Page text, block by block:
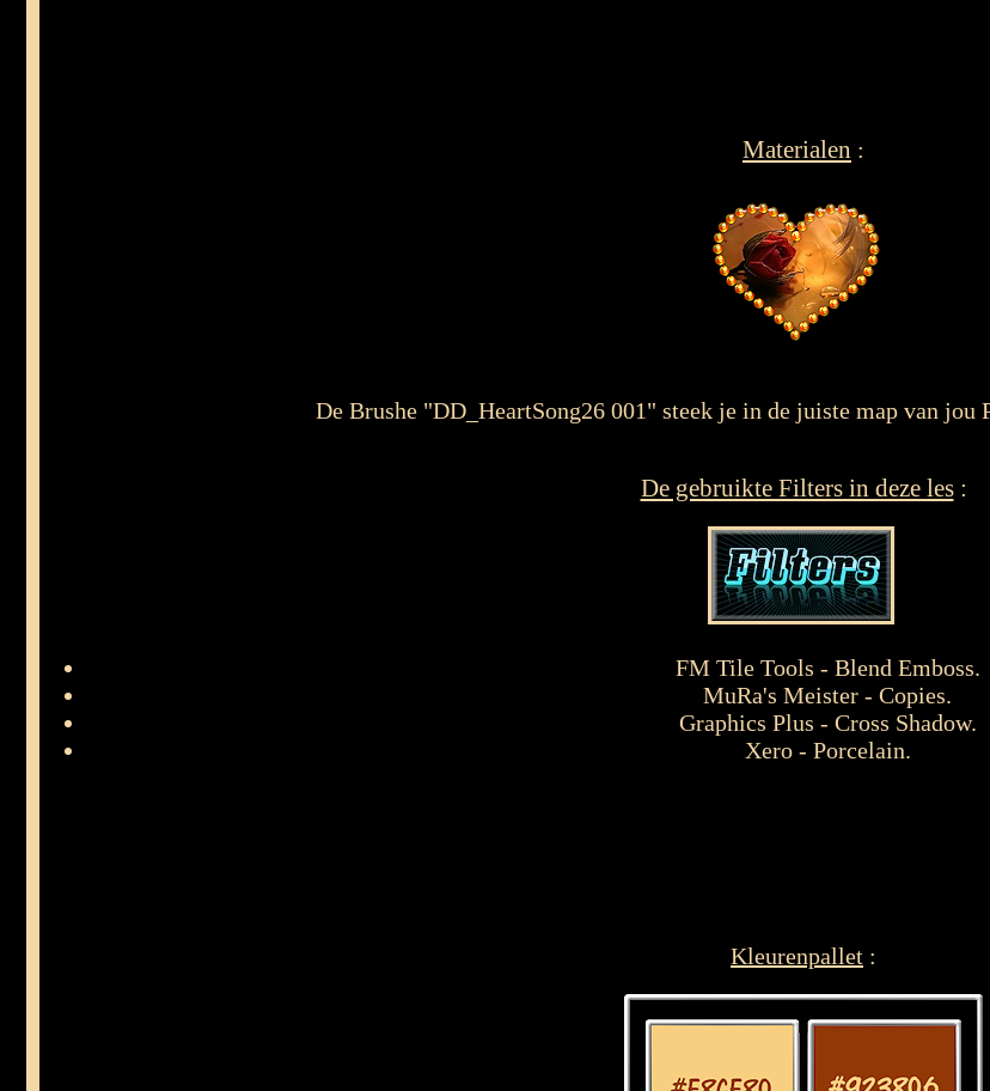
Materialen :
De Brushe "DD_HeartSong26 001" steek je in de juiste map van jou
De gebruikte Filters in deze les:
FM Tile Tools - Blend Emboss.
MuRa's Meister - Copies.
Graphics Plus - Cross Shadow.
Xero - Porcelain.
Kleurenpallet :